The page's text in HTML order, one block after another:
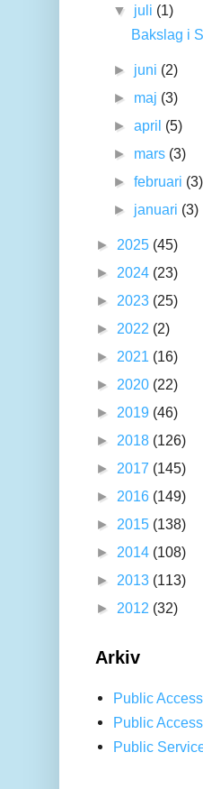
▼ juli (1)
Bakslag i
► juni (2)
► maj (3)
►april (5)
► mars (3)
►februari (3)
► januari (3)
► 2025 (45)
► 2024 (23)
► 2023 (25)
► 2022 (2)
► 2021 (16)
► 2020 (22)
► 2019 (46)
► 2018 (126)
► 2017 (145)
► 2016 (149)
► 2015 (138)
► 2014 (108)
► 2013 (113)
► 2012 (32)
Arkiv
Public
Public
Public